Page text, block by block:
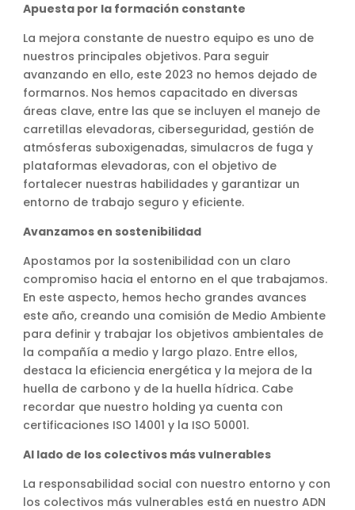
Apuesta por la formación constante
La mejora constante de nuestro equipo es uno de
nuestros principales objetivos. Para seguir
avanzando en ello, este 2023 no hemos dejado de
formarnos. Nos hemos capacitado en diversas
áreas clave, entre las que se incluyen el manejo de
carretillas elevadoras, ciberseguridad, gestión de
atmósferas suboxigenadas, simulacros de fuga y
plataformas elevadoras, con el objetivo de
fortalecer nuestras habilidades y garantizar un
entorno de trabajo seguro y eficiente.
Avanzamos en sostenibilidad
Apostamos por la sostenibilidad con un claro
compromiso hacia el entorno en el que trabajamos.
En este aspecto, hemos hecho grandes avances
este año, creando una comisión de Medio Ambiente
para definir y trabajar los objetivos ambientales de
la compañía a medio y largo plazo. Entre ellos,
destaca la eficiencia energética y la mejora de la
huella de carbono y de la huella hídrica. Cabe
recordar que nuestro holding ya cuenta con
certificaciones ISO 14001 y la ISO 50001.
Al lado de los colectivos más vulnerables
La responsabilidad social con nuestro entorno y con
los colectivos más vulnerables está en nuestro ADN